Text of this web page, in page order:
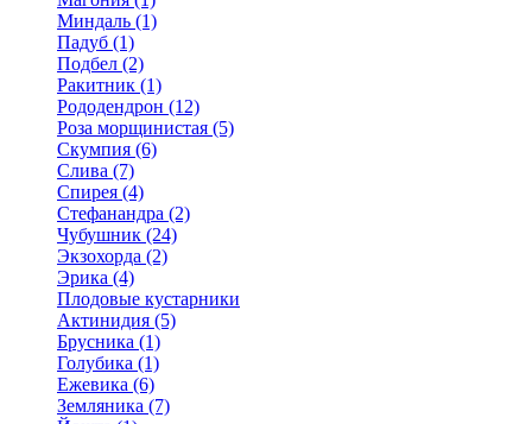
Миндаль (1)
Падуб (1)
Подбел (2)
Ракитник (1)
Рододендрон (12)
Роза морщинистая (5)
Скумпия (6)
Слива (7)
Спирея (4)
Стефанандра (2)
Чубушник (24)
Экзохорда (2)
Эрика (4)
Плодовые кустарники
Актинидия (5)
Брусника (1)
Голубика (1)
Ежевика (6)
Земляника (7)